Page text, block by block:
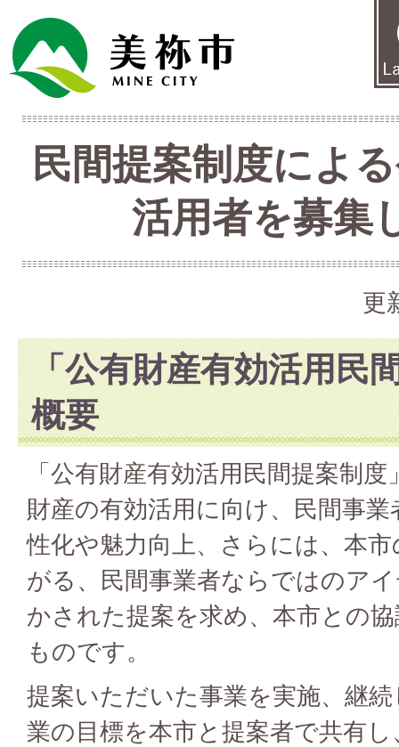
民間提案制度によ
活用者を募集
更
「公有財産有効活用民
概要
「公有財産有効活用民間提案制
財産の有効活用に向け、民間事
性化や魅力向上、さらには、本
がる、民間事業者ならではのア
かされた提案を求め、本市との
ものです。
提案いただいた事業を実施、継
業の目標を本市と提案者で共有